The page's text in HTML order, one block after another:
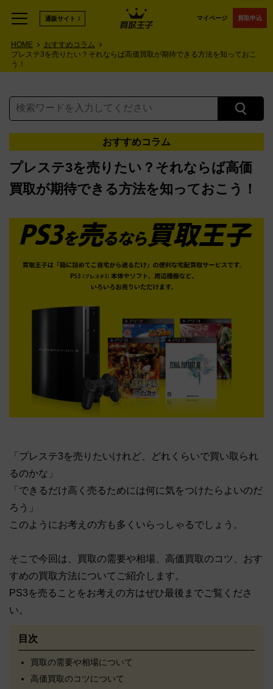
マイページ 買取申込
通販サイト
HOME
おすすめコラム
プレステ3を売りたい？それならば高価買取が期待できる方法を知っておこ
う！
おすすめコラム
プレステ3を売りたい？それならば高価
買取が期待できる方法を知っておこう！
「プレステ3を売りたいけれど、どれくらいで買い取られ
るのかな」
「できるだけ高く売るためには何に気をつけたらよいのだ
ろう」
このようにお考えの方も多くいらっしゃるでしょう。
そこで今回は、買取の需要や相場、高価買取のコツ、おす
すめの買取方法についてご紹介します。
PS3を売ることをお考えの方はぜひ最後までご覧くださ
い。
目次
買取の需要や相場について
高価買取のコツについて